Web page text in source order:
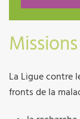
Missions
La Ligue contre
fronts de la